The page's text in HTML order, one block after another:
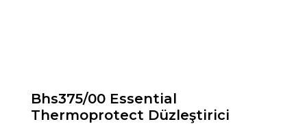
Bhs375/00 Essential
Thermoprotect Düzleştirici